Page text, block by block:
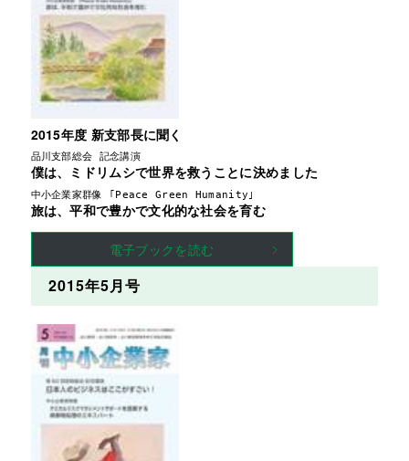
2015年度 新支部長に聞く
品川支部総会 記念講演
僕は、ミドリムシで世界を救うことに決めました
中小企業家群像 ｢Peace Green Humanity｣
旅は、平和で豊かで文化的な社会を育む
電子ブックを読む
2015年5月号